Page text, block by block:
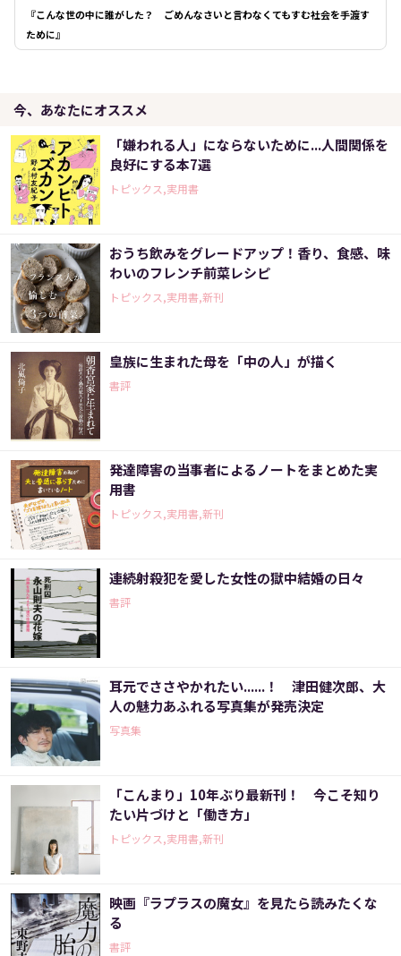
『こんな世の中に誰がした？ ごめんなさいと言わなくてもすむ社会を手渡す
ために』
今、あなたにオススメ
「嫌われる人」にならないために...人間関係を
良好にする本7選
トピックス,実用書
おうち飲みをグレードアップ！香り、食感、味
わいのフレンチ前菜レシピ
トピックス,実用書,新刊
皇族に生まれた母を「中の人」が描く
書評
発達障害の当事者によるノートをまとめた実
用書
トピックス,実用書,新刊
連続射殺犯を愛した女性の獄中結婚の日々
書評
耳元でささやかれたい......！ 津田健次郎、大
人の魅力あふれる写真集が発売決定
写真集
「こんまり」10年ぶり最新刊！ 今こそ知り
たい片づけと「働き方」
トピックス,実用書,新刊
映画『ラプラスの魔女』を見たら読みたくな
る
書評